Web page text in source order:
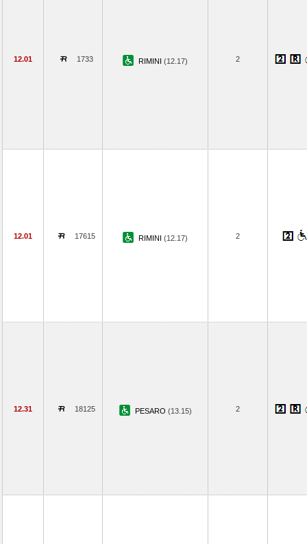
12.01 1733 RIMINI (12.17) 2
12.01 17615 RIMINI (12.17) 2
12.31 18125 PESARO (13.15) 2